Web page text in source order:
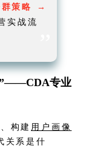
策略 →
实战流
”——CDA专业
构建 用户画像
关系是什